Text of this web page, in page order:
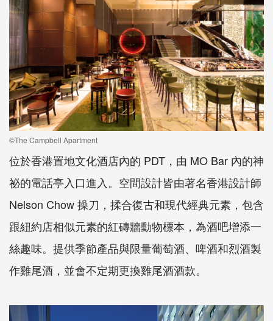
©The Campbell Apartment
位於香港置地文化酒店內的 PDT，由 MO Bar 內的神
祕的電話亭入口進入。空間設計皆由著名香港設計師
Nelson Chow 操刀，揉合復古和現代經典元素，包含
跟紐約店相似元素的紅磚牆動物標本，為酒吧增添一
絲趣味。提供季節產品與限量葡萄酒、啤酒和烈酒製
作雞尾酒，並會不定期更換雞尾酒酒款。